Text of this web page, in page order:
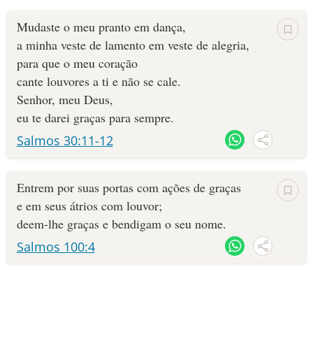
Mudaste o meu pranto em dança,
a minha veste de lamento em veste de alegria,
para que o meu coração
cante louvores a ti e não se cale.
Senhor, meu Deus,
eu te darei graças para sempre.
Salmos 30:11-12
Entrem por suas portas com ações de graças
e em seus átrios com louvor;
deem-lhe graças e bendigam o seu nome.
Salmos 100:4